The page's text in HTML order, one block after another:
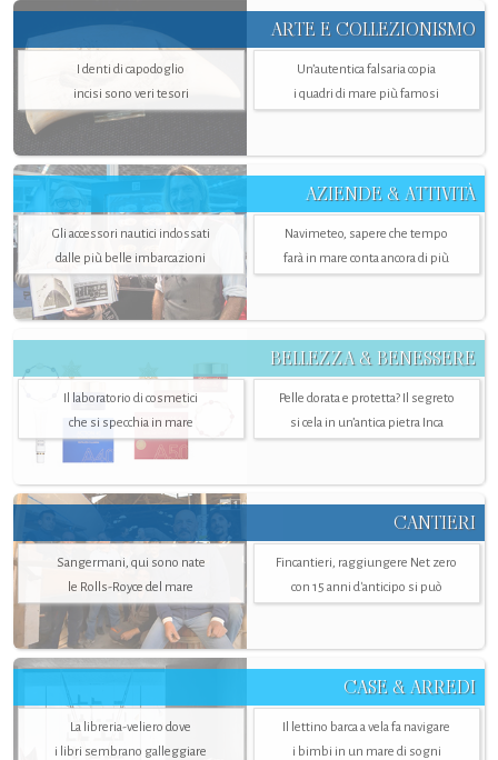
ARTE E COLLEZIONISMO
I denti di capodoglio
incisi sono veri tesori
Un’autentica falsaria copia
i quadri di mare più famosi
AZIENDE & ATTIVITÀ
Gli accessori nautici indossati
dalle più belle imbarcazioni
Navimeteo, sapere che tempo
farà in mare conta ancora di più
BELLEZZA & BENESSERE
Il laboratorio di cosmetici
che si specchia in mare
Pelle dorata e protetta? Il segreto
si cela in un’antica pietra Inca
CANTIERI
Sangermani, qui sono nate
le Rolls-Royce del mare
Fincantieri, raggiungere Net zero
con 15 anni d'anticipo si può
CASE & ARREDI
La libreria-veliero dove
i libri sembrano galleggiare
Il lettino barca a vela fa navigare
i bimbi in un mare di sogni